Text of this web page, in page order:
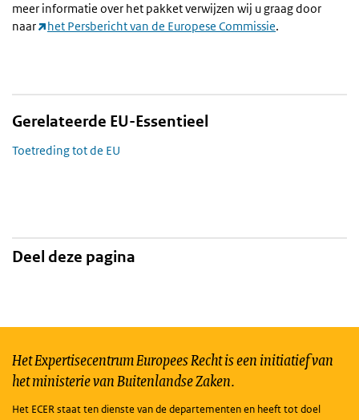
meer informatie over het pakket verwijzen wij u graag door
naar
het Persbericht van de Europese Commissie.
Gerelateerde EU-Essentieel
Toetreding tot de EU
Deel deze pagina
Het Expertisecentrum Europees Recht is een initiatief van
het ministerie van Buitenlandse Zaken.
Het ECER staat ten dienste van de departementen en heeft tot doel